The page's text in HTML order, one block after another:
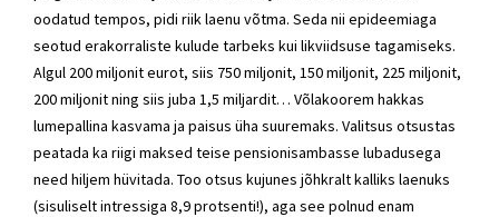
oodatud tempos, pidi riik laenu võtma. Seda nii epideemiaga
seotud erakorraliste kulude tarbeks kui likviidsuse tagamiseks.
Algul 200 miljonit eurot, siis 750 miljonit, 150 miljonit, 225 miljonit,
200 miljonit ning siis juba 1,5 miljardit… Võlakoorem hakkas
lumepallina kasvama ja paisus üha suuremaks. Valitsus otsustas
peatada ka riigi maksed teise pensionisambasse lubadusega
need hiljem hüvitada. Too otsus kujunes jõhkralt kalliks laenuks
(sisuliselt intressiga 8,9 protsenti!), aga see polnud enam